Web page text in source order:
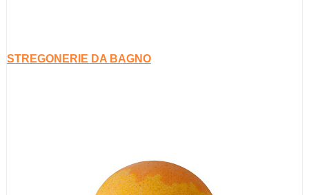
STREGONERIE DA BAGNO